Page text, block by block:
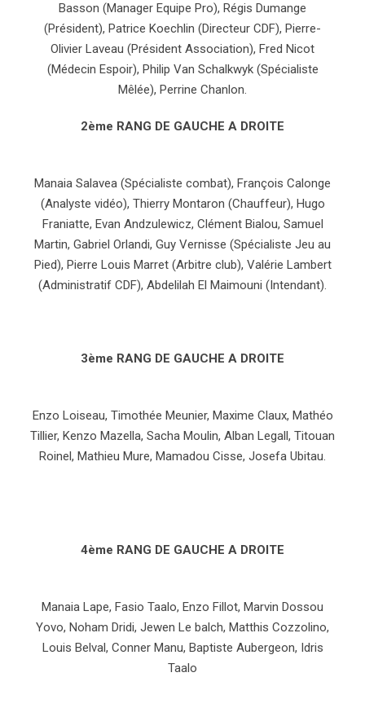
Basson (Manager Equipe Pro), Régis Dumange
(Président), Patrice Koechlin (Directeur CDF), Pierre-
Olivier Laveau (Président Association), Fred Nicot
(Médecin Espoir), Philip Van Schalkwyk (Spécialiste
Mêlée), Perrine Chanlon.
2ème RANG DE GAUCHE A DROITE
Manaia Salavea (Spécialiste combat), François Calonge
(Analyste vidéo), Thierry Montaron (Chauffeur), Hugo
Franiatte, Evan Andzulewicz, Clément Bialou, Samuel
Martin, Gabriel Orlandi, Guy Vernisse (Spécialiste Jeu au
Pied), Pierre Louis Marret (Arbitre club), Valérie Lambert
(Administratif CDF), Abdelilah El Maimouni (Intendant).
3ème RANG DE GAUCHE A DROITE
Enzo Loiseau, Timothée Meunier, Maxime Claux, Mathéo
Tillier, Kenzo Mazella, Sacha Moulin, Alban Legall, Titouan
Roinel, Mathieu Mure, Mamadou Cisse, Josefa Ubitau.
4ème RANG DE GAUCHE A DROITE
Manaia Lape, Fasio Taalo, Enzo Fillot, Marvin Dossou
Yovo, Noham Dridi, Jewen Le balch, Matthis Cozzolino,
Louis Belval, Conner Manu, Baptiste Aubergeon, Idris
Taalo